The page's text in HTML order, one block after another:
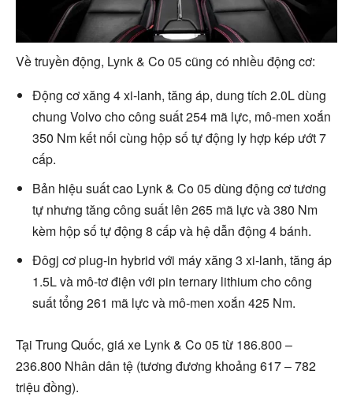
Về truyền động, Lynk & Co 05 cũng có nhiều động cơ:
Động cơ xăng 4 xi-lanh, tăng áp, dung tích 2.0L dùng
chung Volvo cho công suất 254 mã lực, mô-men xoắn
350 Nm kết nối cùng hộp số tự động ly hợp kép ướt 7
cấp.
Bản hiệu suất cao Lynk & Co 05 dùng động cơ tương
tự nhưng tăng công suất lên 265 mã lực và 380 Nm
kèm hộp số tự động 8 cấp và hệ dẫn động 4 bánh.
Đôgj cơ plug-in hybrid với máy xăng 3 xi-lanh, tăng áp
1.5L và mô-tơ điện với pin ternary lithium cho công
suất tổng 261 mã lực và mô-men xoắn 425 Nm.
Tại Trung Quốc, giá xe Lynk & Co 05 từ 186.800 –
236.800 Nhân dân tệ (tương đương khoảng 617 – 782
triệu đồng).